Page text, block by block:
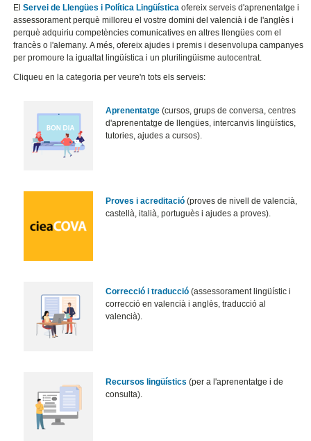
ElServei de Llengües i Política Lingüística ofereix serveis d'aprenentatge i
assessorament perquè milloreu el vostre domini del valencià i de l'anglès i
perquè adquiriu competències comunicatives en altres llengües com el
francès o l'alemany. A més, ofereix ajudes i premis i desenvolupa campanyes
per promoure la igualtat lingüística i un plurilingüisme autocentrat.
Cliqueu en la categoria per veure'n tots els serveis:
Aprenentatge (cursos, grups de conversa, centres
d'aprenentatge de llengües, intercanvis lingüístics,
tutories, ajudes a cursos).
Proves i acreditació (proves de nivell de valencià,
castellà, italià, portuguès i ajudes a proves).
Correcció i traducció (assessorament lingüístic i
correcció en valencià i anglès, traducció al
valencià).
Recursos lingüístics (per a l'aprenentatge i de
consulta).